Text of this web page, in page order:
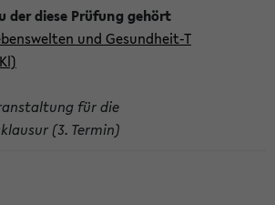
und Gesundheit-T
für die
(3. Termin)